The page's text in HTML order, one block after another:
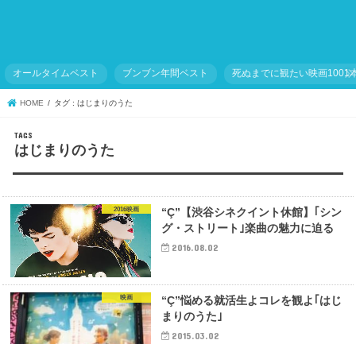
オールタイムベスト ブンブン年間ベスト 死ぬまでに観たい映画1001
HOME タグ : はじまりのうた
はじまりのうた
2016映画
“Ç”【渋谷シネクイント休館】｢シン
グ・ストリート｣楽曲の魅力に迫る
2016.08.02
映画
“Ç”悩める就活生よコレを観よ｢はじ
まりのうた｣
2015.03.02